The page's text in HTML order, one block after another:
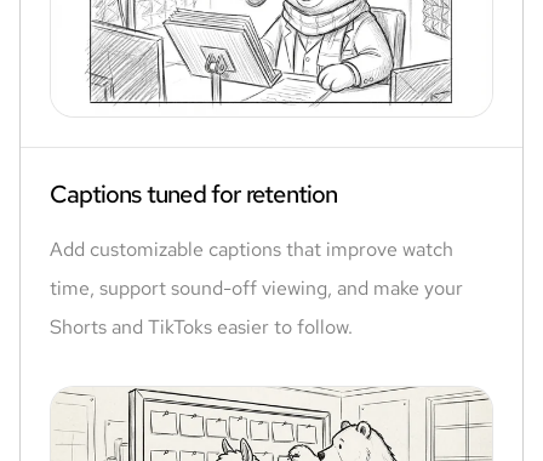
Captions tuned for retention
Add customizable captions that improve watch
time, support sound-off viewing, and make your
Shorts and TikToks easier to follow.